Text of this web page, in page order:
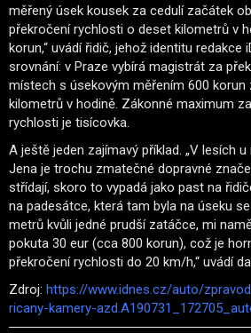
měřený úsek kousek za cedulí začátek
překročení rychlosti o deset kilometrů v
korun,“ uvádí řidič, jehož identitu redakce
srovnání: v Praze vybírá magistrát za
místech s úsekovým měřením 600 korun
kilometrů v hodině. Zákonné maximum
rychlosti je tisícovka.
A ještě jeden zajímavý příklad. „V lesích
Jena je trochu zmatečné dopravné
střídají, skoro to vypadá jako past na
na padesátce, která tam byla na úseku
metrů kvůli jedné prudší zatáčce, mi
pokuta 30 eur (cca 800 korun), což je
překročení rychlosti do 20 km/h,“ uvádí
Zdroj: https://www.idnes.cz/auto/
ricany-kamery-